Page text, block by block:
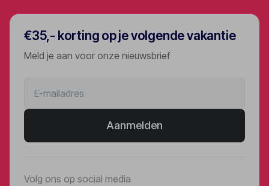
€35,- korting op je volgende vakantie
Meld je aan voor onze nieuwsbrief
Aanmelden
Volg ons op social media